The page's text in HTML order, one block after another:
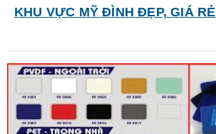
KHU VỰC MỸ ĐÌNH ĐẸP, GIÁ RẺ